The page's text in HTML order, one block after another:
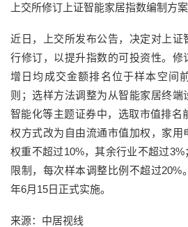
上交所修订上证智能家居指数编制方案
近日，上交所发布公告，决定对上证
行修订，以提升指数的可投资性。修
增日均成交金额排名位于样本空间
则；选样方法调整为从智能家居终端
智能化等主题证券中，选取市值排名
权方式改为自由流通市值加权，家用
权重不超过10%，其余行业不超过
限制，每次样本调整比例不超过20%
年6月15日正式实施。
来源：中居视线